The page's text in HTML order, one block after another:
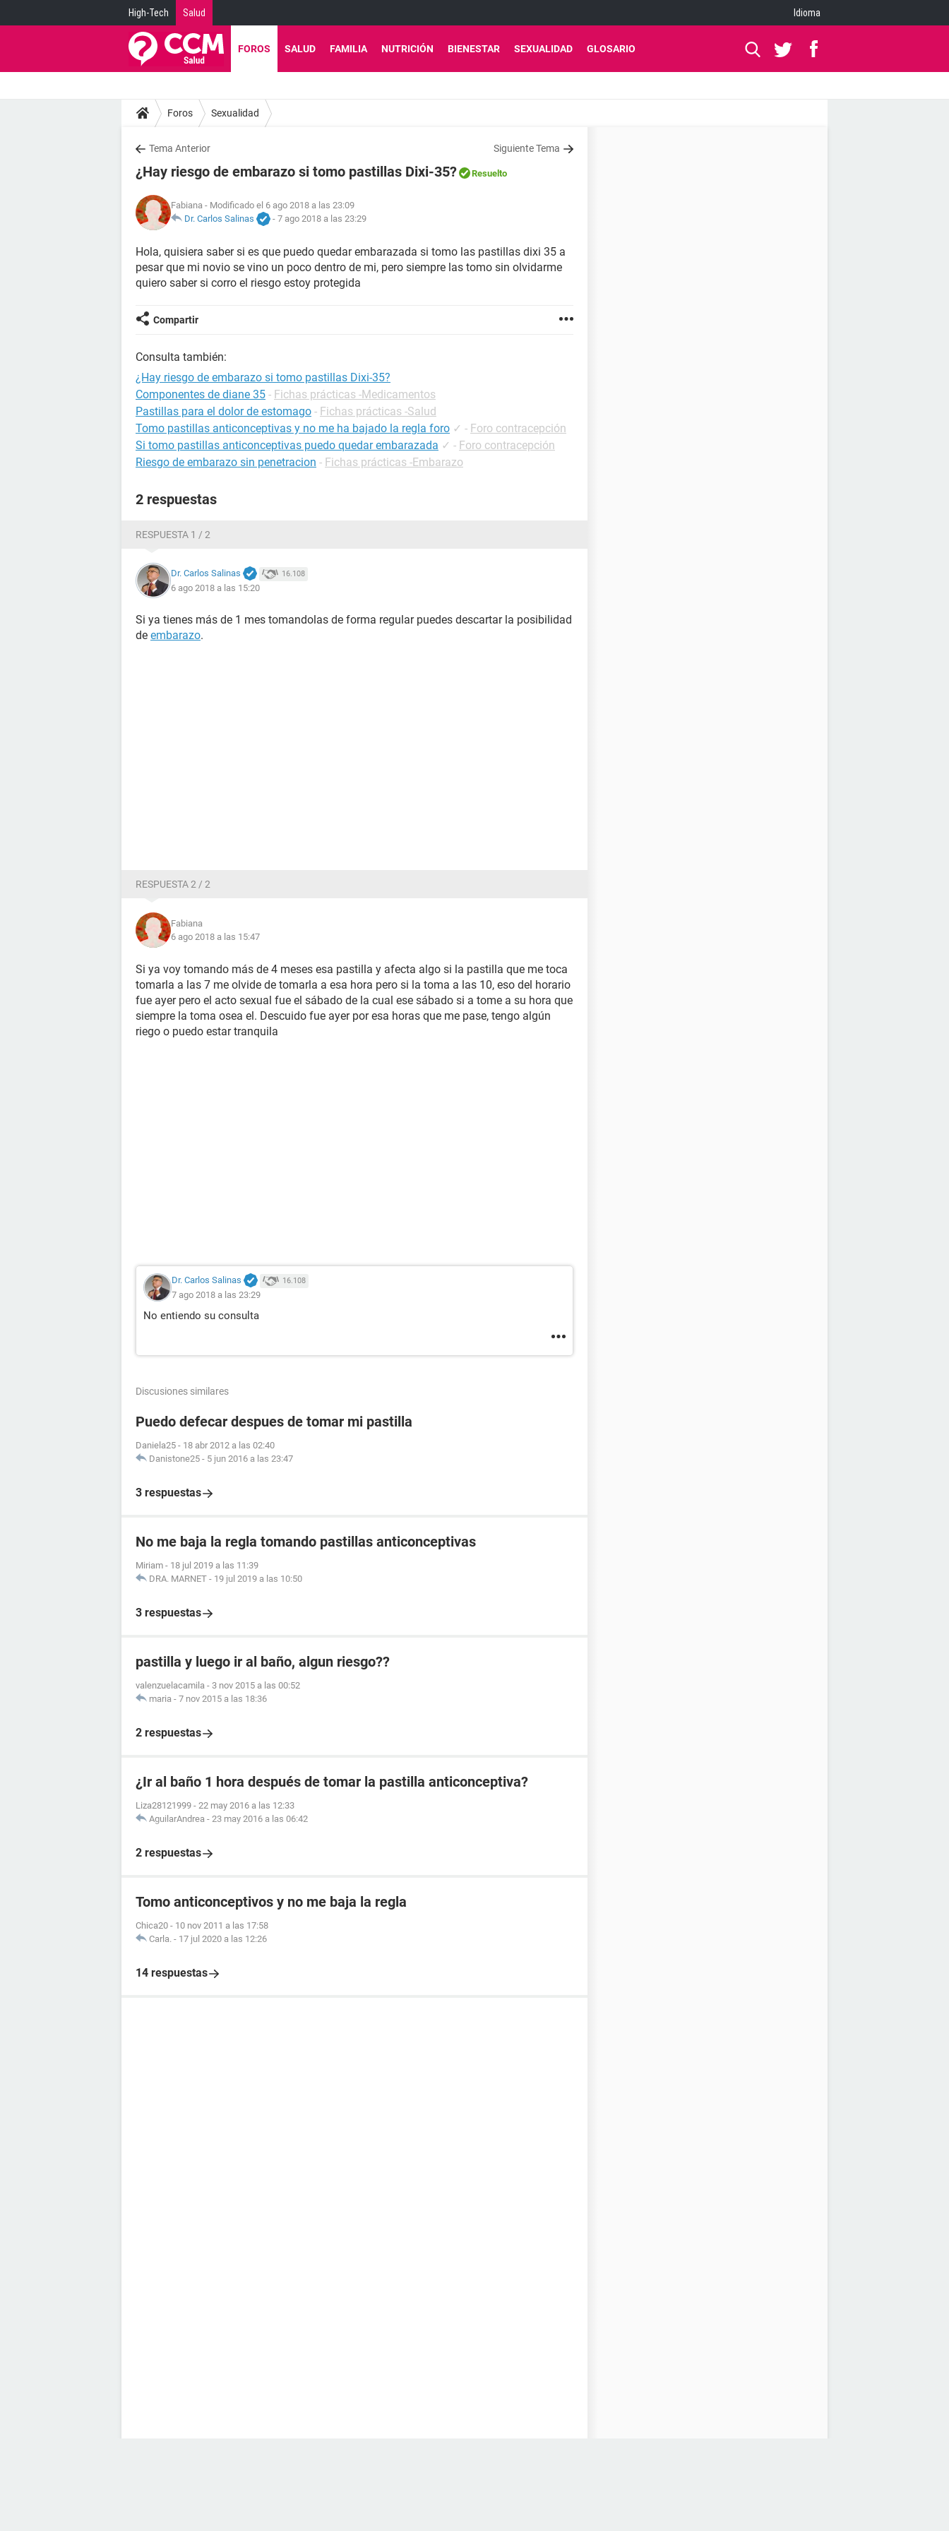
High-Tech Salud Idioma
FOROS SALUD FAMILIA NUTRICIÓN BIENESTAR SEXUALIDAD GLOSARIO
Foros Sexualidad
Tema Anterior Siguiente Tema
¿Hay riesgo de embarazo si tomo pastillas Dixi-35? Resuelto
Fabiana - Modificado el 6 ago 2018 a las 23:09
Dr. Carlos Salinas
- 7 ago 2018 a las 23:29
Hola, quisiera saber si es que puedo quedar embarazada si tomo las pastillas dixi 35 a
pesar que mi novio se vino un poco dentro de mi, pero siempre las tomo sin olvidarme
quiero saber si corro el riesgo estoy protegida
Compartir
Consulta también:
¿Hay riesgo de embarazo si tomo pastillas Dixi-35?
Componentes de diane 35 - Fichas prácticas -Medicamentos
Pastillas para el dolor de estomago - Fichas prácticas -Salud
Tomo pastillas anticonceptivas y no me ha bajado la regla foro ✓ - Foro contracepción
Si tomo pastillas anticonceptivas puedo quedar embarazada ✓ - Foro contracepción
Riesgo de embarazo sin penetracion - Fichas prácticas -Embarazo
2 respuestas
RESPUESTA 1 / 2
Dr. Carlos Salinas 16.108
6 ago 2018 a las 15:20
Si ya tienes más de 1 mes tomandolas de forma regular puedes descartar la posibilidad
de embarazo.
RESPUESTA 2 / 2
Fabiana
6 ago 2018 a las 15:47
Si ya voy tomando más de 4 meses esa pastilla y afecta algo si la pastilla que me toca
tomarla a las 7 me olvide de tomarla a esa hora pero si la toma a las 10, eso del horario
fue ayer pero el acto sexual fue el sábado de la cual ese sábado si a tome a su hora que
siempre la toma osea el. Descuido fue ayer por esa horas que me pase, tengo algún
riego o puedo estar tranquila
Dr. Carlos Salinas 16.108
7 ago 2018 a las 23:29
No entiendo su consulta
Discusiones similares
Puedo defecar despues de tomar mi pastilla
Daniela25 - 18 abr 2012 a las 02:40
Danistone25 - 5 jun 2016 a las 23:47
3 respuestas
No me baja la regla tomando pastillas anticonceptivas
Miriam - 18 jul 2019 a las 11:39
DRA. MARNET - 19 jul 2019 a las 10:50
3 respuestas
pastilla y luego ir al baño, algun riesgo??
valenzuelacamila - 3 nov 2015 a las 00:52
maria - 7 nov 2015 a las 18:36
2 respuestas
¿Ir al baño 1 hora después de tomar la pastilla anticonceptiva?
Liza28121999 - 22 may 2016 a las 12:33
AguilarAndrea - 23 may 2016 a las 06:42
2 respuestas
Tomo anticonceptivos y no me baja la regla
Chica20 - 10 nov 2011 a las 17:58
Carla. - 17 jul 2020 a las 12:26
14 respuestas